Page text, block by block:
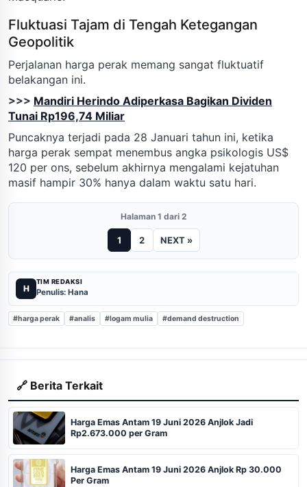
Fluktuasi Tajam di Tengah Ketegangan
Geopolitik
Perjalanan harga perak memang sangat fluktuatif
belakangan ini.
>>> Mandiri Herindo Adiperkasa Bagikan Dividen
Tunai Rp196,74 Miliar
Puncaknya terjadi pada 28 Januari tahun ini, ketika
harga perak sempat menembus angka psikologis US$
120 per ons, sebelum akhirnya mengalami kejatuhan
masif hampir 30% hanya dalam waktu satu hari.
Halaman 1 dari 2
1 2 NEXT »
H
TIM REDAKSI
Penulis: Hana
#harga perak #analis #logam mulia #demand destruction
🔗 Berita Terkait
Harga Emas Antam 19 Juni 2026 Anjlok Jadi
Rp2.673.000 per Gram
Harga Emas Antam 19 Juni 2026 Anjlok Rp 30.000
Per Gram